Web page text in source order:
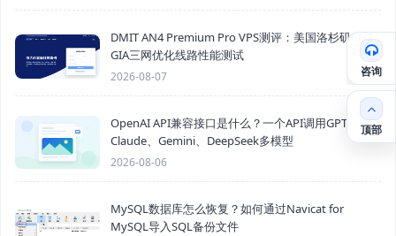
DMIT AN4 Premium Pro VPS测评：美国洛杉矶CN2
GIA三网优化线路性能测试
2026-08-07
OpenAI API兼容接口是什么？一个API调用GPT、
Claude、Gemini、DeepSeek多模型
2026-08-06
MySQL数据库怎么恢复？如何通过Navicat for
MySQL导入SQL备份文件
咨询
顶部